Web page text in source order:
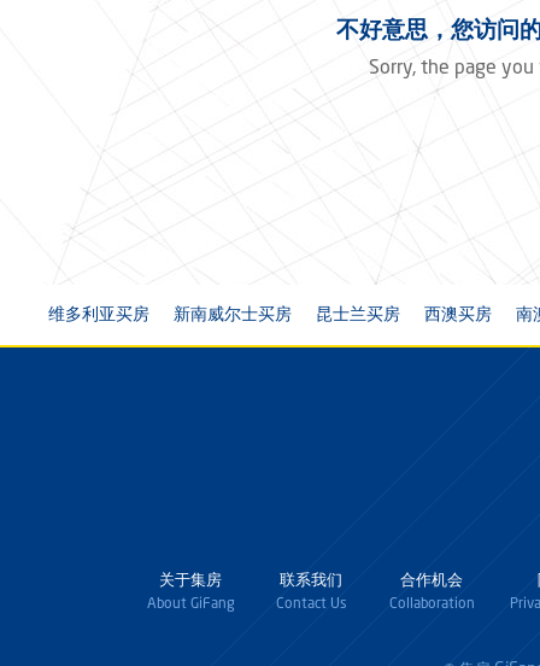
不好意思，您访问
Sorry, the page
维多利亚买房 新南威尔士买房 昆士兰买房 西澳买房 南
关于集房
About GiFang
联系我们
Contact Us
合作机会
Collaboration